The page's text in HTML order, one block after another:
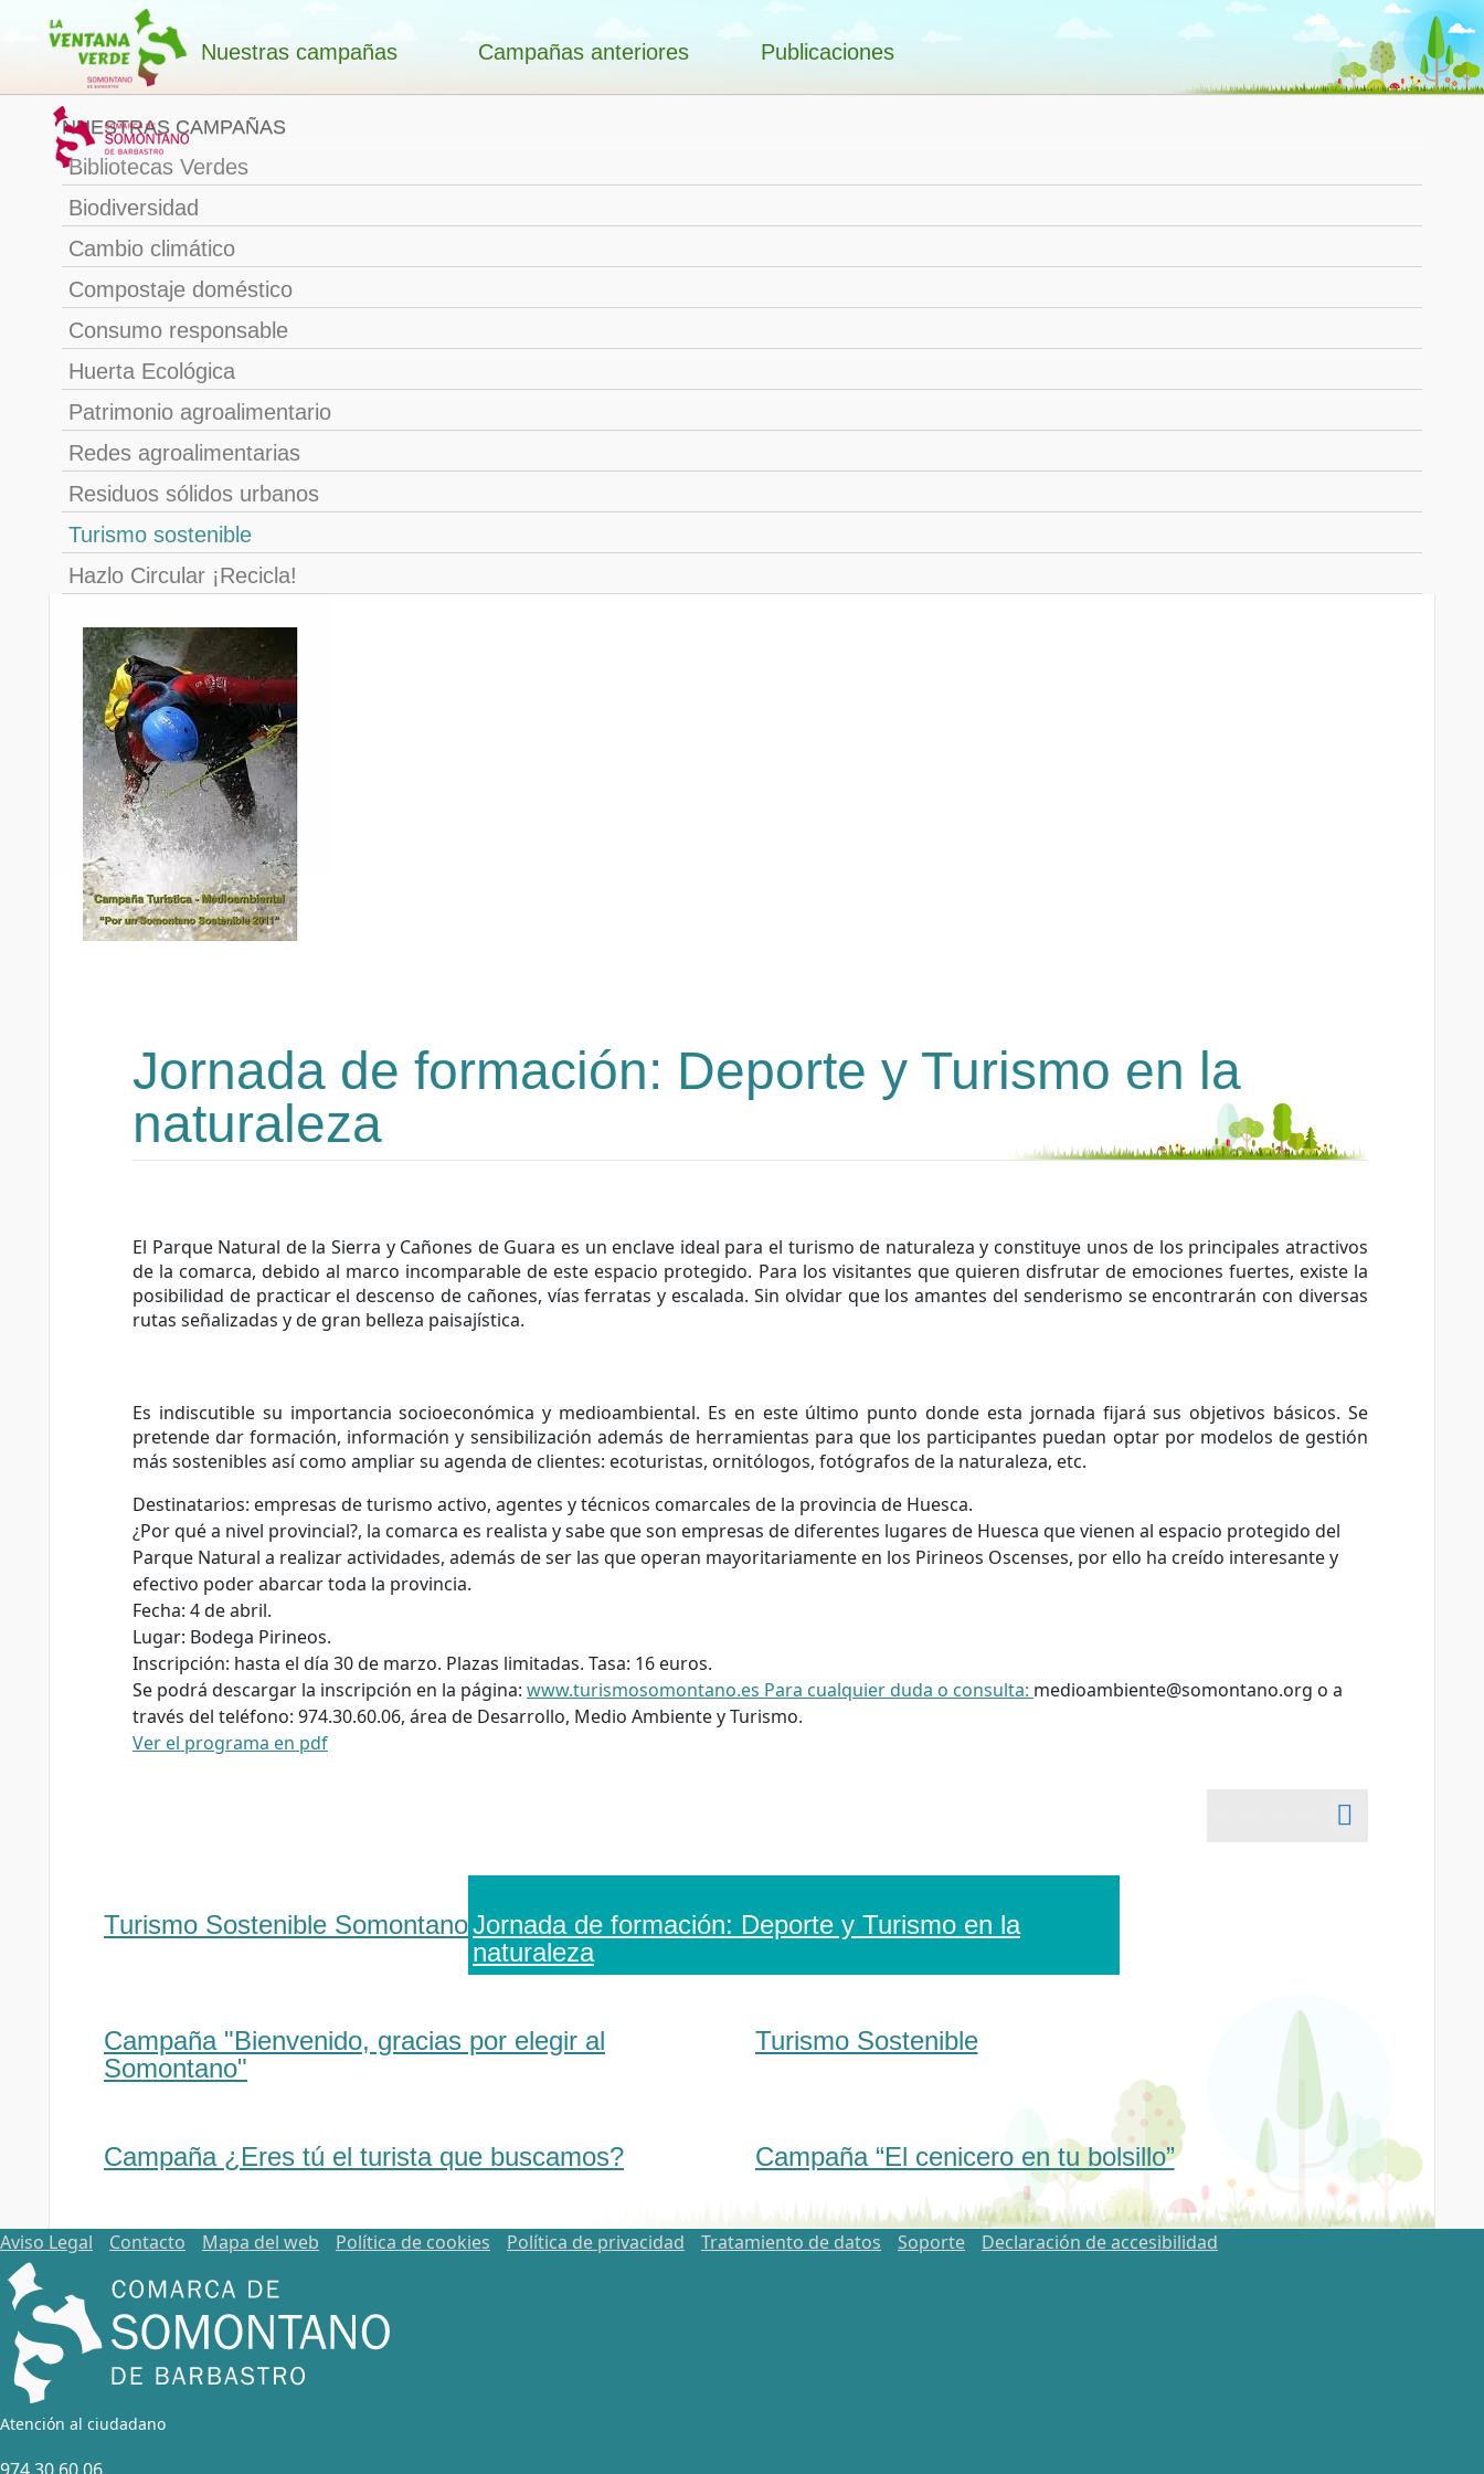
Nuestras campañas Campañas anteriores Publicaciones
NUESTRAS CAMPAÑAS
Bibliotecas Verdes
Biodiversidad
Cambio climático
Compostaje doméstico
Consumo responsable
Huerta Ecológica
Patrimonio agroalimentario
Redes agroalimentarias
Residuos sólidos urbanos
Turismo sostenible
Hazlo Circular ¡Recicla!
Jornada de formación: Deporte y Turismo en la
naturaleza
El Parque Natural de la Sierra y Cañones de Guara es un enclave ideal para el turismo de naturaleza y constituye unos de los principales atractivos
de la comarca, debido al marco incomparable de este espacio protegido. Para los visitantes que quieren disfrutar de emociones fuertes, existe la
posibilidad de practicar el descenso de cañones, vías ferratas y escalada. Sin olvidar que los amantes del senderismo se encontrarán con diversas
rutas señalizadas y de gran belleza paisajística.
Es indiscutible su importancia socioeconómica y medioambiental. Es en este último punto donde esta jornada fijará sus objetivos básicos. Se
pretende dar formación, información y sensibilización además de herramientas para que los participantes puedan optar por modelos de gestión
más sostenibles así como ampliar su agenda de clientes: ecoturistas, ornitólogos, fotógrafos de la naturaleza, etc.
Destinatarios: empresas de turismo activo, agentes y técnicos comarcales de la provincia de Huesca.
¿Por qué a nivel provincial?, la comarca es realista y sabe que son empresas de diferentes lugares de Huesca que vienen al espacio protegido del
Parque Natural a realizar actividades, además de ser las que operan mayoritariamente en los Pirineos Oscenses, por ello ha creído interesante y
efectivo poder abarcar toda la provincia.
Fecha: 4 de abril.
Lugar: Bodega Pirineos.
Inscripción: hasta el día 30 de marzo. Plazas limitadas. Tasa: 16 euros.
Se podrá descargar la inscripción en la página: www.turismosomontano.es Para cualquier duda o consulta: medioambiente@somontano.org o a
través del teléfono: 974.30.60.06, área de Desarrollo, Medio Ambiente y Turismo.
Ver el programa en pdf
Turismo Sostenible SomontanoJornada de formación: Deporte y Turismo en la
naturaleza
Campaña "Bienvenido, gracias por elegir al
Somontano"
Turismo Sostenible
Campaña ¿Eres tú el turista que buscamos? Campaña “El cenicero en tu bolsillo”
Aviso Legal Contacto Mapa del web Política de cookies Política de privacidad Tratamiento de datos Soporte Declaración de accesibilidad
Atención al ciudadano
974 30 60 06